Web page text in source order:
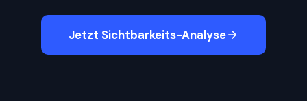
Jetzt Sichtbarkeits-Analyse